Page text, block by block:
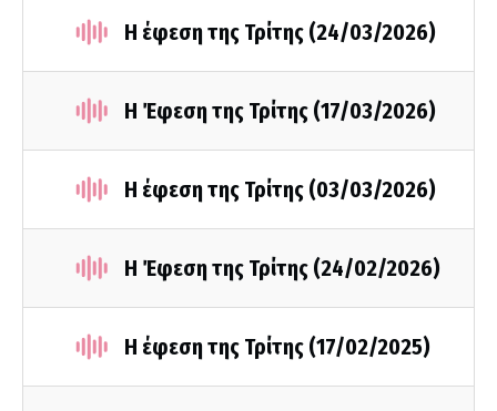
Η έφεση της Τρίτης (24/03/2026)
Η Έφεση της Τρίτης (17/03/2026)
Η έφεση της Τρίτης (03/03/2026)
Η Έφεση της Τρίτης (24/02/2026)
Η έφεση της Τρίτης (17/02/2025)